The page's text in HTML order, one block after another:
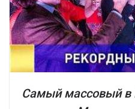
Самый массовый в